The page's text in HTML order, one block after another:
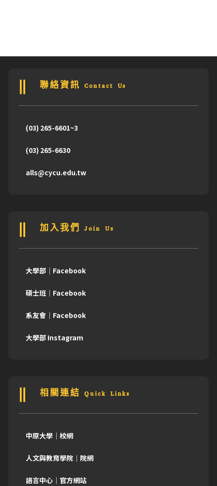
聯絡資訊 Contact Us
(03) 265-6601~3
(03) 265-6630
alls@cycu.edu.tw
加入我們 Join Us
大學部｜Facebook
碩士班｜Facebook
系友會｜Facebook
大學部 Instagram
相關連結 Quick Links
中原大學｜校網
人文與教育學院｜院網
語言中心｜官方網站